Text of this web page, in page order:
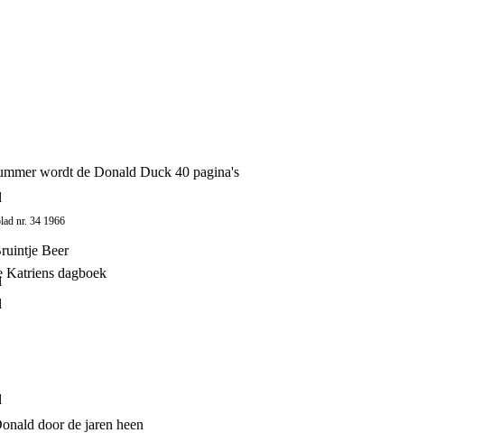
wordt de Donald Duck 40 pagina's
nr. 34 1966
Beer
Katriens dagboek
door de jaren heen